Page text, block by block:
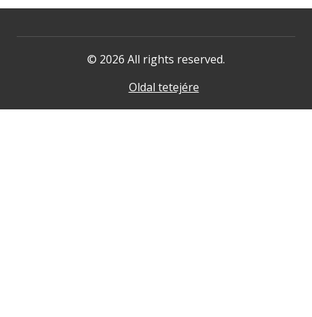
© 2026 All rights reserved.
Oldal tetejére